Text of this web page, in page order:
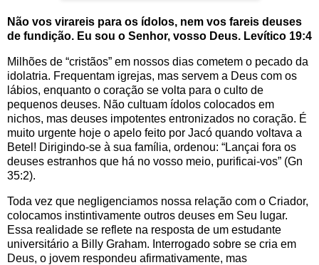
Não vos virareis para os ídolos, nem vos fareis deuses
de fundição. Eu sou o Senhor, vosso Deus. Levítico 19:4
Milhões de “cristãos” em nossos dias cometem o pecado da
idolatria. Frequentam igrejas, mas servem a Deus com os
lábios, enquanto o coração se volta para o culto de
pequenos deuses. Não cultuam ídolos colocados em
nichos, mas deuses impotentes entronizados no coração. É
muito urgente hoje o apelo feito por Jacó quando voltava a
Betel! Dirigindo-se à sua família, ordenou: “Lançai fora os
deuses estranhos que há no vosso meio, purificai-vos” (Gn
35:2).
Toda vez que negligenciamos nossa relação com o Criador,
colocamos instintivamente outros deuses em Seu lugar.
Essa realidade se reflete na resposta de um estudante
universitário a Billy Graham. Interrogado sobre se cria em
Deus, o jovem respondeu afirmativamente, mas